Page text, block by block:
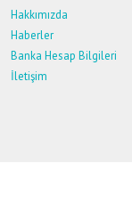
Hakkımızda
Haberler
Banka Hesap Bilgileri
İletişim